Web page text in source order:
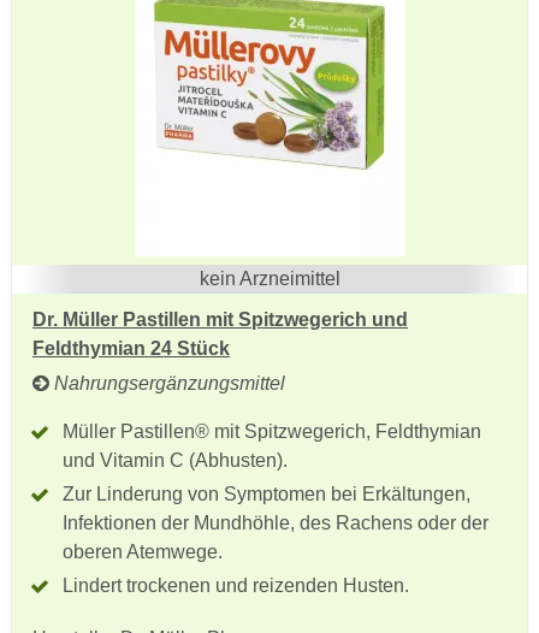
kein Arzneimittel
Dr. Müller Pastillen mit Spitzwegerich und
Feldthymian 24 Stück
Nahrungsergänzungsmittel
Müller Pastillen® mit Spitzwegerich, Feldthymian
und Vitamin C (Abhusten).
Zur Linderung von Symptomen bei Erkältungen,
Infektionen der Mundhöhle, des Rachens oder der
oberen Atemwege.
Lindert trockenen und reizenden Husten.